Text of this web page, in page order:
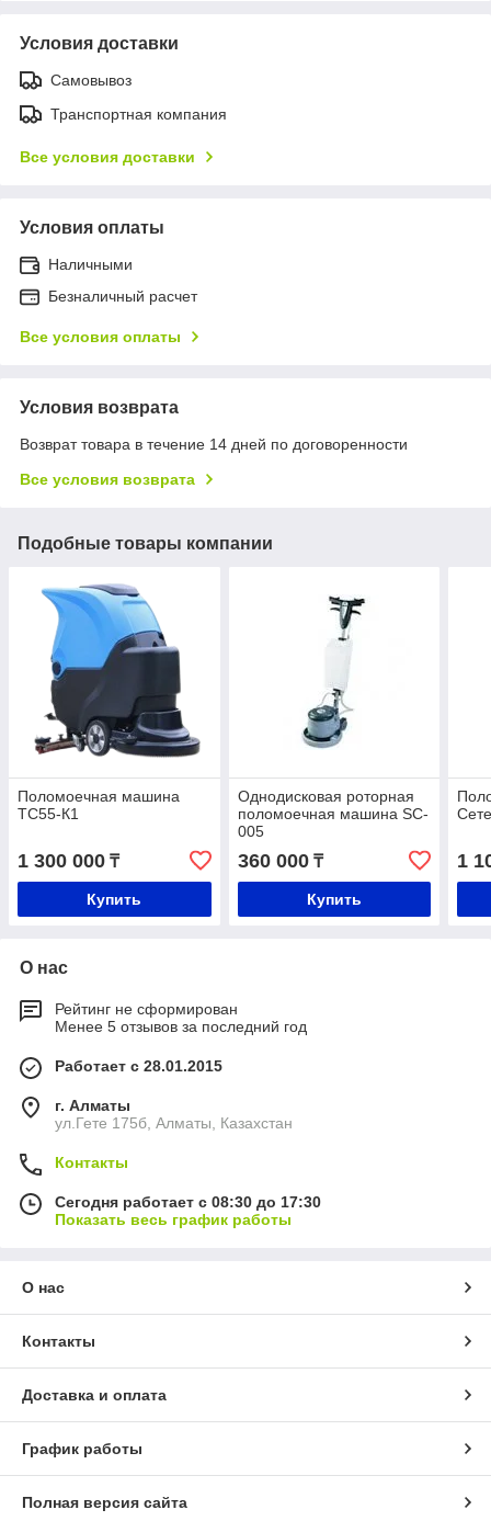
Условия доставки
Самовывоз
Транспортная компания
Все условия доставки
Условия оплаты
Наличными
Безналичный расчет
Все условия оплаты
Условия возврата
Возврат товара в течение 14 дней по договоренности
Все условия возврата
Подобные товары компании
Поломоечная машина
ТС55-К1
1 300 000 ₸
Купить
Однодисковая роторная
поломоечная машина SC-
005
360 000₸
Купить
1
О нас
Рейтинг не сформирован
Менее 5 отзывов за последний год
Работает с 28.01.2015
г. Алматы
ул.Гете 175б, Алматы, Казахстан
Контакты
Сегодня работает с 08:30 до 17:30
Показать весь график работы
О нас
Контакты
Доставка и оплата
График работы
Полная версия сайта